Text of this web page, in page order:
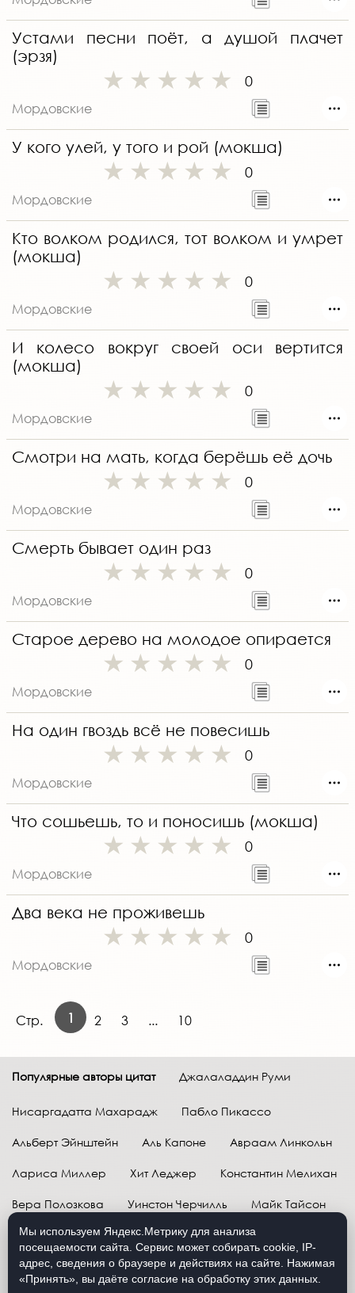
Устами песни поёт, а душой плачет
(эрзя)
0
Мордовские
У кого улей, у того и рой (мокша)
0
Мордовские
Кто волком родился, тот волком и умрет
(мокша)
0
Мордовские
И колесо вокруг своей оси вертится
(мокша)
0
Мордовские
Смотри на мать, когда берёшь её дочь
0
Мордовские
Смерть бывает один раз
0
Мордовские
Старое дерево на молодое опирается
0
Мордовские
На один гвоздь всё не повесишь
0
Мордовские
Что сошьешь, то и поносишь (мокша)
0
Мордовские
Два века не проживешь
0
Мордовские
Стр. 1 2 3 ... 10
Популярные авторы цитат Джалаладдин Руми
Нисаргадатта Махарадж Пабло Пикассо
Альберт Эйнштейн Аль Капоне Авраам Линкольн
Лариса Миллер Хит Леджер Константин Мелихан
Вера Полозкова Уинстон Черчилль Майк Тайсон
Марк Твен Расул Гамзатов Грег Плитт
Далай-лама XIV Уоррен Баффетт
Мы используем Яндекс.Метрику для анализа
посещаемости сайта. Сервис может собирать cookie, IP-
адрес, сведения о браузере и действиях на сайте. Нажимая
«Принять», вы даёте согласие на обработку этих данных.